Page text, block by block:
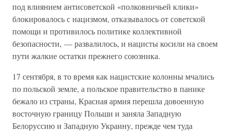
под влиянием антисоветской «полковничьей клики»
блокировалось с нацизмом, отказывалось от советской
помощи и противилось политике коллективной
безопасности, — развалилось, и нацисты косили на своем
пути жалкие остатки прежнего союзника.
17 сентября, в то время как нацистские колонны мчались
по польской земле, а польское правительство в панике
бежало из страны, Красная армия перешла довоенную
восточную границу Польши и заняла Западную
Белоруссию и Западную Украину, прежде чем туда